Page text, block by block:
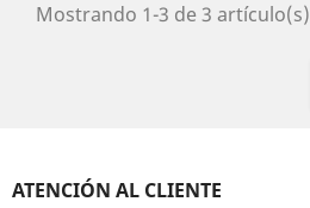
Mostrando 1-3 de 3 artículo(s)
ATENCIÓN AL CLIENTE